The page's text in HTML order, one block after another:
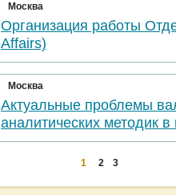
Москва
Организация работы
Affairs)
Москва
Актуальные проблемы
аналитических методик в
1 2 3